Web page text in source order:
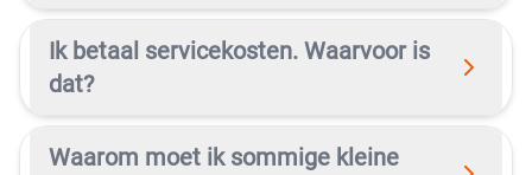
Ik betaal servicekosten. Waarvoor is
dat?
Waarom moet ik sommige kleine